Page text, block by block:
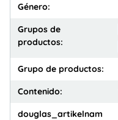
Género:
Grupos de
productos:
Grupo de productos:
Contenido:
douglas_artikelnam